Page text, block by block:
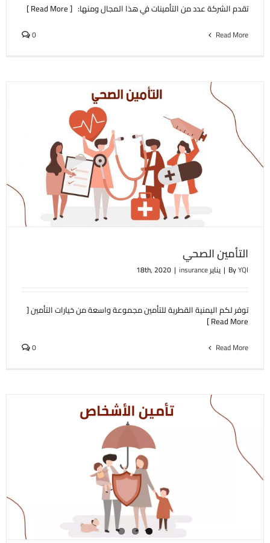
تقدم الشركة عدد من التأمينات في هذا المجال ومنها: [ Read More ]
Read More
0
التأمين الصحي
ByYQI
| يناير 18th, 2020 | insurance
توفر لكم اليمنية القطرية للتأمين مجموعة واسعة من خيارات التأمين [
Read More ]
Read More
0